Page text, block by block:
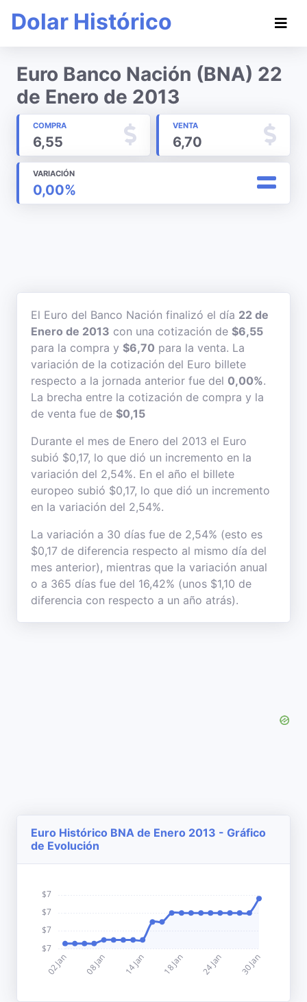
Dolar Histórico
Euro Banco Nación (BNA) 22
de Enero de 2013
COMPRA
6,55
VENTA
6,70
VARIACIÓN
0,00%
El Euro del Banco Nación finalizó el día 22 de
Enero de 2013 con una cotización de $6,55
para la compra y $6,70 para la venta. La
variación de la cotización del Euro billete
respecto a la jornada anterior fue del 0,00%.
La brecha entre la cotización de compra y la
de venta fue de $0,15
Durante el mes de Enero del 2013 el Euro
subió $0,17, lo que dió un incremento en la
variación del 2,54%. En el año el billete
europeo subió $0,17, lo que dió un incremento
en la variación del 2,54%.
La variación a 30 días fue de 2,54% (esto es
$0,17 de diferencia respecto al mismo día del
mes anterior), mientras que la variación anual
o a 365 días fue del 16,42% (unos $1,10 de
diferencia con respecto a un año atrás).
Euro Histórico BNA de Enero 2013 - Gráfico
de Evolución